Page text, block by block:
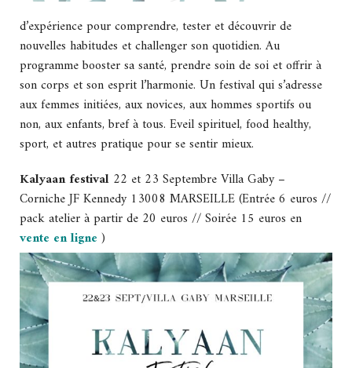
d’expérience pour comprendre, tester et découvrir de
nouvelles habitudes et challenger son quotidien. Au
programme booster sa santé, prendre soin de soi et offrir à
son corps et son esprit l’harmonie. Un festival qui s’adresse
aux femmes initiées, aux novices, aux hommes sportifs ou
non, aux enfants, bref à tous. Eveil spirituel, food healthy,
sport, et autres pratique pour se sentir mieux.
Kalyaan festival 22 et 23 Septembre Villa Gaby –
Corniche JF Kennedy 13008 MARSEILLE (Entrée 6 euros //
pack atelier à partir de 20 euros // Soirée 15 euros en
vente en ligne )